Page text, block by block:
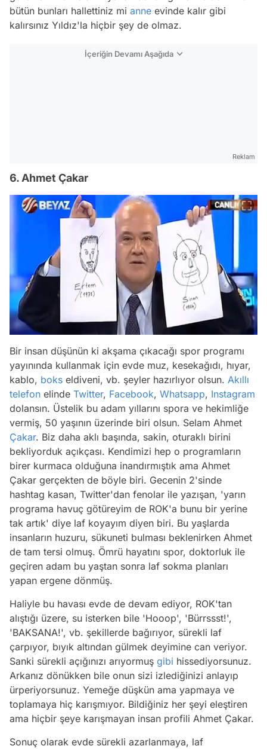
bütün bunları hallettiniz mi anne evinde kalır gibi
kalırsınız Yıldız'la hiçbir şey de olmaz.
İçeriğin Devamı Aşağıda
Reklam
6. Ahmet Çakar
Bir insan düşünün ki akşama çıkacağı spor programı
yayınında kullanmak için evde muz, kesekağıdı, hıyar,
kablo, boks eldiveni, vb. şeyler hazırlıyor olsun. Akıllı
telefon elinde Twitter, Facebook, Whatsapp, Instagram
dolansın. Üstelik bu adam yıllarını spora ve hekimliğe
vermiş, 50 yaşının üzerinde biri olsun. Selam Ahmet
Çakar. Biz daha aklı başında, sakin, oturaklı birini
bekliyorduk açıkçası. Kendimizi hep o programların
birer kurmaca olduğuna inandırmıştık ama Ahmet
Çakar gerçekten de böyle biri. Gecenin 2'sinde
hashtag kasan, Twitter'dan fenolar ile yazışan, 'yarın
programa havuç götüreyim de ROK'a bunu bir yerine
tak artık' diye laf koyayım diyen biri. Bu yaşlarda
insanların huzuru, sükuneti bulması beklenirken Ahmet
de tam tersi olmuş. Ömrü hayatını spor, doktorluk ile
geçiren adam bu yaştan sonra laf sokma planları
yapan ergene dönmüş.
Haliyle bu havası evde de devam ediyor, ROK'tan
alıştığı üzere, su isterken bile 'Hooop', 'Bürrssst!',
'BAKSANA!', vb. şekillerde bağırıyor, sürekli laf
çarpıyor, bıyık altından gülmek deyimine can veriyor.
Sanki sürekli açığınızı arıyormuş gibi hissediyorsunuz.
Arkanız dönükken bile onun sizi izlediğinizi anlayıp
ürperiyorsunuz. Yemeğe düşkün ama yapmaya ve
toplamaya hiç karışmıyor. Bildiğiniz her şeyi eleştiren
ama hiçbir şeye karışmayan insan profili Ahmet Çakar.
Sonuç olarak evde sürekli azarlanmaya, laf